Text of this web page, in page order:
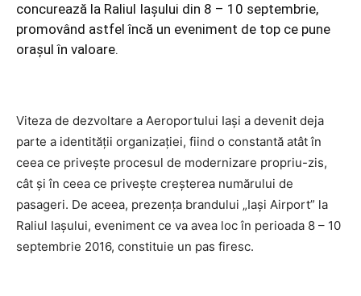
concurează la Raliul Iaşului din 8 – 10 septembrie,
promovând astfel încă un eveniment de top ce pune
oraşul în valoare.
Viteza de dezvoltare a Aeroportului Iaşi a devenit deja
parte a identităţii organizaţiei, fiind o constantă atât în
ceea ce priveşte procesul de modernizare propriu-zis,
cât şi în ceea ce priveşte creşterea numărului de
pasageri. De aceea, prezența brandului „Iaşi Airport” la
Raliul Iaşului, eveniment ce va avea loc în perioada 8 – 10
septembrie 2016, constituie un pas firesc.